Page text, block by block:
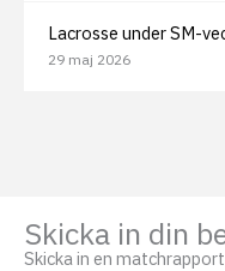
Lacrosse under SM-
29 maj 2026
Skicka in din
Skicka in en